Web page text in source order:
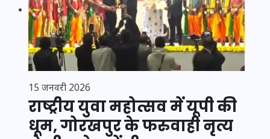
15 जनवरी 2026
राष्ट्रीय युवा महोत्सव में यूपी की
धूम, गोरखपुर के फरुवाही नृत्य